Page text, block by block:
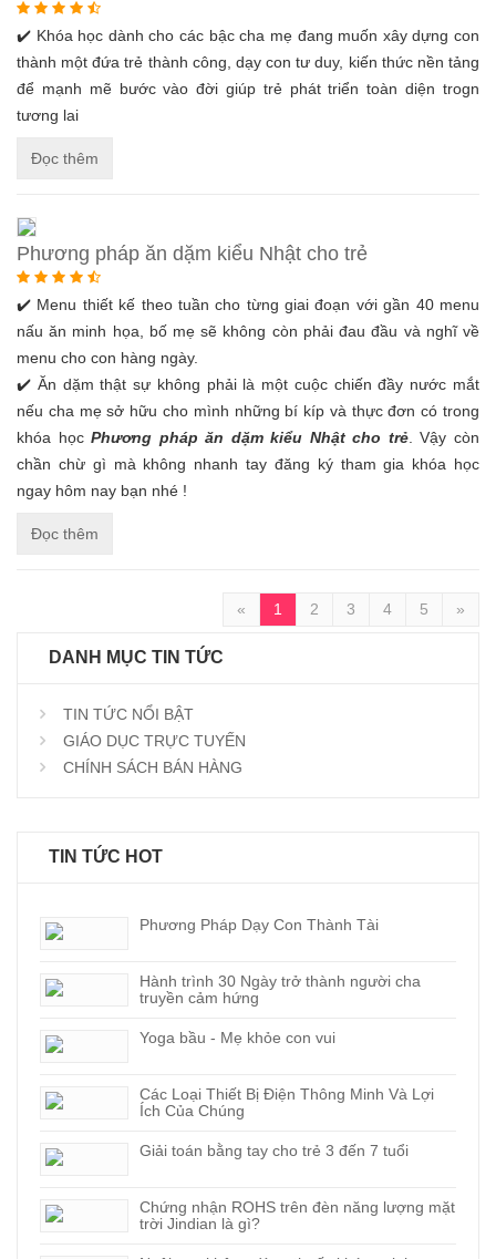
✔️ Khóa học dành cho các bậc cha mẹ đang muốn xây dựng con
thành một đứa trẻ thành công, dạy con tư duy, kiến thức nền tảng
để mạnh mẽ bước vào đời giúp trẻ phát triển toàn diện trogn
tương lai
Đọc thêm
Phương pháp ăn dặm kiểu Nhật cho trẻ
✔️ Menu thiết kế theo tuần cho từng giai đoạn với gần 40 menu
nấu ăn minh họa, bố mẹ sẽ không còn phải đau đầu và nghĩ về
menu cho con hàng ngày.
✔️ Ăn dặm thật sự không phải là một cuộc chiến đầy nước mắt
nếu cha mẹ sở hữu cho mình những bí kíp và thực đơn có trong
khóa họcPhương pháp ăn dặm kiểu Nhật cho trẻ. Vậy còn
chần chừ gì mà không nhanh tay đăng ký tham gia khóa học
ngay hôm nay bạn nhé !
Đọc thêm
« 1 2 3 4 5 »
DANH MỤC TIN TỨC
TIN TỨC NỔI BẬT
GIÁO DỤC TRỰC TUYẾN
CHÍNH SÁCH BÁN HÀNG
TIN TỨC HOT
Phương Pháp Dạy Con Thành Tài
Hành trình 30 Ngày trở thành người cha
truyền cảm hứng
Yoga bầu - Mẹ khỏe con vui
Các Loại Thiết Bị Điện Thông Minh Và Lợi
Ích Của Chúng
Giải toán bằng tay cho trẻ 3 đến 7 tuổi
Chứng nhận ROHS trên đèn năng lượng mặt
trời Jindian là gì?